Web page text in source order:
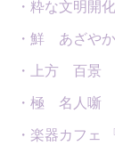
・粋な文明開化
・鮮 あざやか
・上方 百景
・極 名人噺
・楽器カフェ